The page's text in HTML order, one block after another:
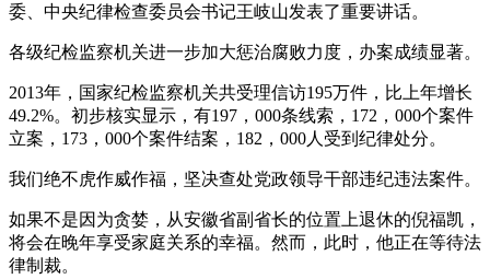
委、中央纪律检查委员会书记王岐山发表了重要讲话。
各级纪检监察机关进一步加大惩治腐败力度，办案成绩显著。
2013年，国家纪检监察机关共受理信访195万件，比上年增长
49.2%。初步核实显示，有197，000条线索，172，000个案件
立案，173，000个案件结案，182，000人受到纪律处分。
我们绝不虎作威作福，坚决查处党政领导干部违纪违法案件。
如果不是因为贪婪，从安徽省副省长的位置上退休的倪福凯，
将会在晚年享受家庭关系的幸福。然而，此时，他正在等待法
律制裁。